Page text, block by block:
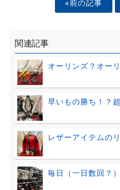
«前の記事
関連記事
オーリンズ？オー
早いもの勝ち！？
レザーアイテムの
毎日（一日数回？